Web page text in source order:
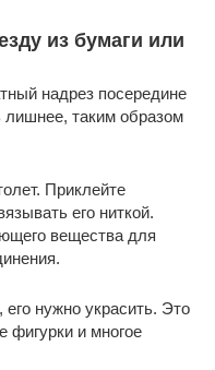
из бумаги или
надрез посередине
лишнее, таким образом
Приклейте
его ниткой.
вещества для
его нужно украсить. Это
фигурки и многое